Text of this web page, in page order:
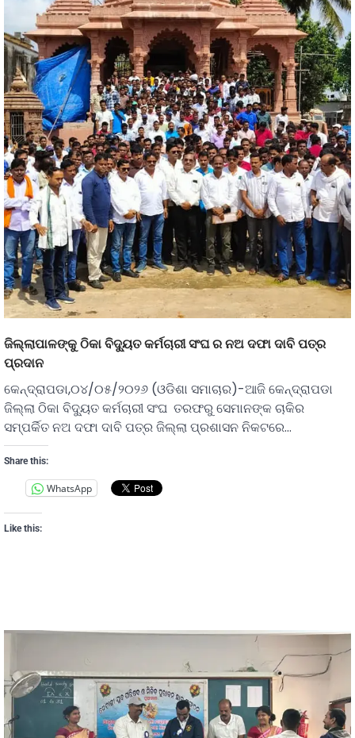
ଜିଲ୍ଲାପାଳଙ୍କୁ ଠିକା ବିଦ୍ୟୁତ କର୍ମଚାରୀ ସଂଘ ର ନଅ ଦଫା ଦାବି ପତ୍ର
ପ୍ରଦାନ
କେନ୍ଦ୍ରାପଡା,୦୪/୦୫/୨୦୨୬ (ଓଡିଶା ସମାଚାର)-ଆଜି କେନ୍ଦ୍ରାପଡା
ଜିଲ୍ଲା ଠିକା ବିଦ୍ୟୁତ କର୍ମଚାରୀ ସଂଘ ତରଫରୁ ସେମାନଙ୍କ ଚାକିର
ସମ୍ପର୍କିତ ନଅ ଦଫା ଦାବି ପତ୍ର ଜିଲ୍ଲା ପ୍ରଶାସନ ନିକଟରେ…
Share this:
WhatsApp
Like this: